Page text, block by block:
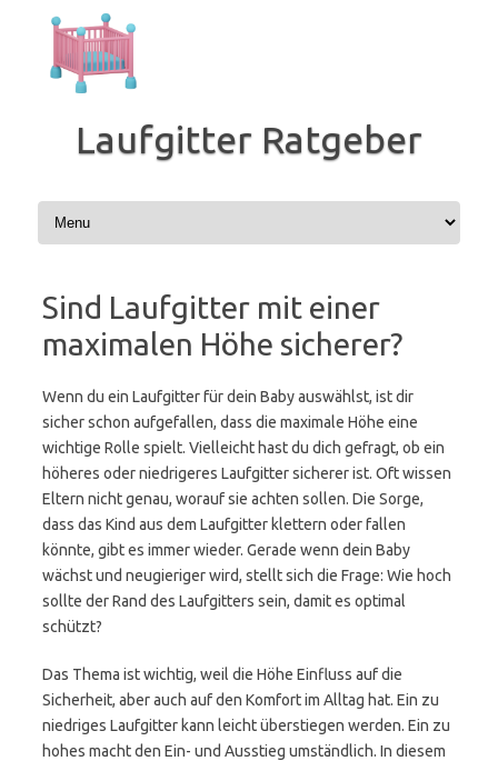
Inhalt
springen
Laufgitter Ratgeber
Sind Laufgitter mit einer
maximalen Höhe sicherer?
Wenn du ein Laufgitter für dein Baby auswählst, ist dir
sicher schon aufgefallen, dass die maximale Höhe eine
wichtige Rolle spielt. Vielleicht hast du dich gefragt, ob ein
höheres oder niedrigeres Laufgitter sicherer ist. Oft wissen
Eltern nicht genau, worauf sie achten sollen. Die Sorge,
dass das Kind aus dem Laufgitter klettern oder fallen
könnte, gibt es immer wieder. Gerade wenn dein Baby
wächst und neugieriger wird, stellt sich die Frage: Wie hoch
sollte der Rand des Laufgitters sein, damit es optimal
schützt?
Das Thema ist wichtig, weil die Höhe Einfluss auf die
Sicherheit, aber auch auf den Komfort im Alltag hat. Ein zu
niedriges Laufgitter kann leicht überstiegen werden. Ein zu
hohes macht den Ein- und Ausstieg umständlich. In diesem